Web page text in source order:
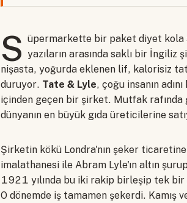
S üpermarkette bir paket diyet kola
yazıların arasında saklı bir İngiliz
nişasta, yoğurda eklenen lif, kalorisiz
duruyor. Tate & Lyle, çoğu insanın
içinden geçen bir şirket. Mutfak
dünyanın en büyük gıda üreticilerine
Şirketin kökü Londra'nın şeker
imalathanesi ile Abram Lyle'ın altın
1921 yılında bu iki rakip birleşip tek bir
O dönemde iş tamamen şekerdi.